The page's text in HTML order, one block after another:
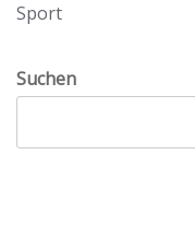
Sport
Suchen